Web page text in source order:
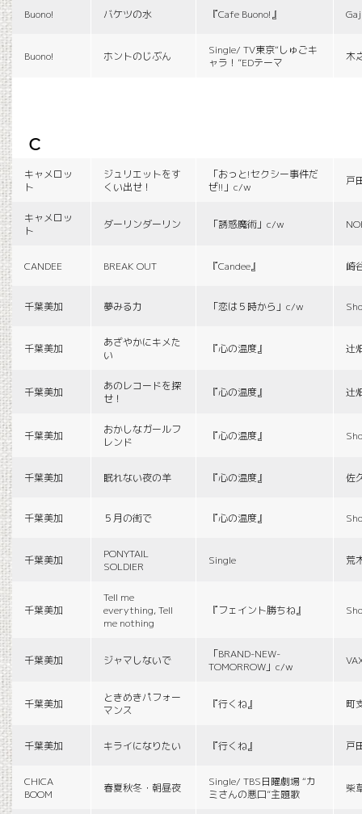
Buono! バケツの水 『Cafe Buono!』
Buono! ホントのじぶん
Single/ TV東京“しゅごキ
ャラ！”EDテーマ
木
c
キャメロッ
ト
ジュリエットをす
くい出せ！
「おっと!セクシー事件だ
ぜ!!」c/w
戸
キャメロッ
ト
ダーリンダーリン 「誘惑魔術」c/w
CANDEE BREAK OUT 『Candee』 崎
千葉美加 夢みる力 「恋は５時から」c/w
千葉美加
あざやかにキメた
い
『心の温度』 辻
千葉美加
あのレコードを探
せ！
『心の温度』 辻
千葉美加
おかしなガールフ
レンド
『心の温度』
千葉美加 眠れない夜の羊 『心の温度』 佐
千葉美加 ５月の街で 『心の温度』
千葉美加
PONYTAIL
SOLDIER
Single 荒
千葉美加
Tell me
everything, Tell
me nothing
『フェイント勝ちね』
千葉美加 ジャマしないで
「BRAND-NEW-
TOMORROW」c/w
千葉美加
ときめきパフォー
マンス
『行くね』 町
千葉美加 キライになりたい 『行くね』 戸
CHICA
BOOM
春夏秋冬・朝昼夜
Single/ TBS日曜劇場 “カ
ミさんの悪口”主題歌
柴